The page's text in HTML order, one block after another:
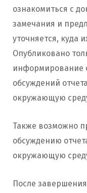
ознакомиться с
замечания и
уточняется, куда
Опубликовано
информирование
обсуждений
окружающую
Также возможно
обсуждению
окружающую
После